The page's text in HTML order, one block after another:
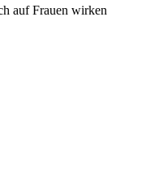
auf Frauen wirken